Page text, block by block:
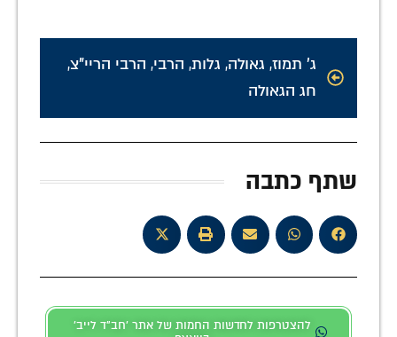
ג' תמוז, גאולה, גלות, הרבי, הרבי הריי"צ,
חג הגאולה
שתף כתבה
להצטרפות לחדשות החמות של אתר 'חב"ד לייב'